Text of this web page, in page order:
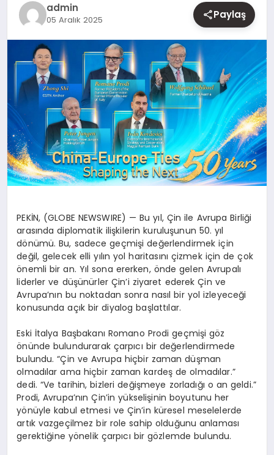
admin
05 Aralık 2025 Paylaş
PEKİN, (GLOBE NEWSWIRE) — Bu yıl, Çin ile Avrupa Birliği
arasında diplomatik ilişkilerin kuruluşunun 50. yıl
dönümü. Bu, sadece geçmişi değerlendirmek için
değil, gelecek elli yılın yol haritasını çizmek için de çok
önemli bir an. Yıl sona ererken, önde gelen Avrupalı
liderler ve düşünürler Çin’i ziyaret ederek Çin ve
Avrupa’nın bu noktadan sonra nasıl bir yol izleyeceği
konusunda açık bir diyalog başlattılar.
Eski İtalya Başbakanı Romano Prodi geçmişi göz
önünde bulundurarak çarpıcı bir değerlendirmede
bulundu. “Çin ve Avrupa hiçbir zaman düşman
olmadılar ama hiçbir zaman kardeş de olmadılar.”
dedi. “Ve tarihin, bizleri değişmeye zorladığı o an geldi.”
Prodi, Avrupa’nın Çin’in yükselişinin boyutunu her
yönüyle kabul etmesi ve Çin’in küresel meselelerde
artık vazgeçilmez bir role sahip olduğunu anlaması
gerektiğine yönelik çarpıcı bir gözlemde bulundu.